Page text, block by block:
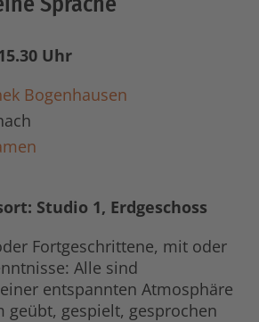
Uhr
Bogenhausen
Studio 1, Erdgeschoss
Fortgeschrittene, mit oder
Alle sind
entspannten Atmosphäre
geübt, gespielt, gesprochen